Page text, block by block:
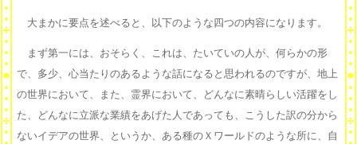
大まかに要点を述べると、以下のような四つの内容になります。
まず第一には、おそらく、これは、たいていの人が、何らかの形
で、多少、心当たりのあるような話になると思われるのですが、地上
の世界において、また、霊界において、どんなに素晴らしい活躍をし
た、どんなに立派な業績をあげた人であっても、こうした訳の分から
ないイデアの世界、というか、ある種のＸワールドのような所に、自